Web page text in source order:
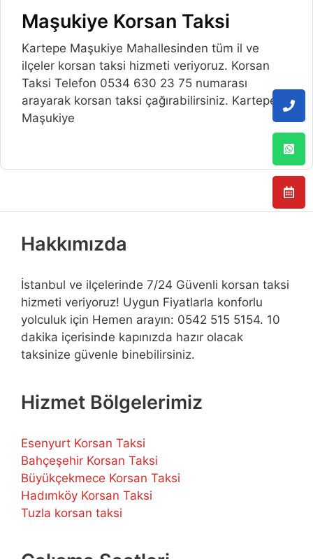
Maşukiye Korsan Taksi
Kartepe Maşukiye Mahallesinden tüm il ve
ilçeler korsan taksi hizmeti veriyoruz. Korsan
Taksi Telefon 0534 630 23 75 numarası
arayarak korsan taksi çağırabilirsiniz. Kartepe
Maşukiye
Hakkımızda
İstanbul ve ilçelerinde 7/24 Güvenli korsan taksi
hizmeti veriyoruz! Uygun Fiyatlarla konforlu
yolculuk için Hemen arayın: 0542 515 5154. 10
dakika içerisinde kapınızda hazır olacak
taksinize güvenle binebilirsiniz.
Hizmet Bölgelerimiz
Esenyurt Korsan Taksi
Bahçeşehir Korsan Taksi
Büyükçekmece Korsan Taksi
Hadımköy Korsan Taksi
Tuzla korsan taksi